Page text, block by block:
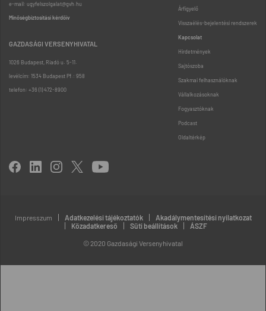
e-mail: ugyfelszolgalat@gvh.hu
Minőségbiztosítási kérdőív
GAZDASÁGI VERSENYHIVATAL
1026 Budapest, Riadó u. 5-11.
levélcím: 1534 Budapest Pf.: 958
telefon: +36 (1) 472-8900
Árfigyelő
Visszaélés-bejelentési rendszerek
Kapcsolat
Hirdetmények
Sajtószoba
Szakmai felhasználóknak
Vállalkozásoknak
Fogyasztóknak
Podcast
Oldaltérkép
Impresszum Adatkezelési tájékoztatók
Akadálymentesítési nyilatkozat
Közadatkereső
Süti beállítások ÁSZF
© 2020 Gazdasági Versenyhivatal